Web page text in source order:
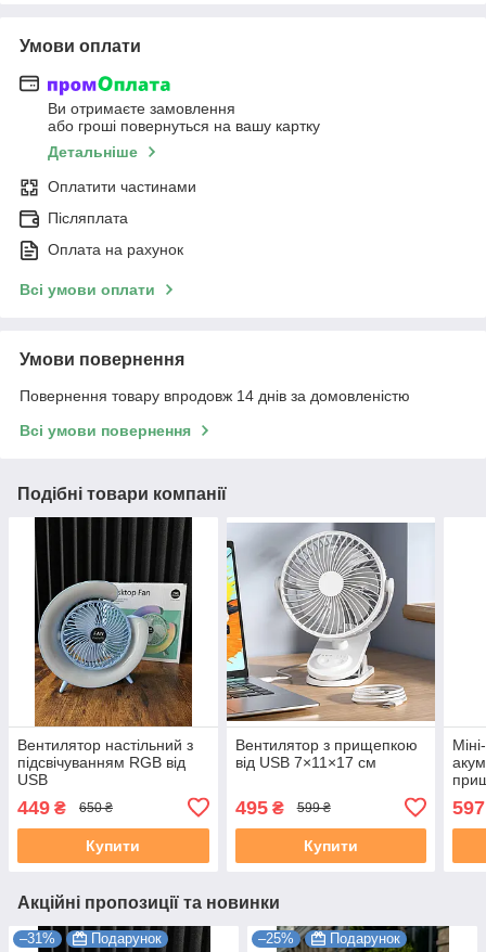
Умови оплати
Ви отримаєте замовлення
або гроші повернуться на вашу картку
Детальніше
Оплатити частинами
Післяплата
Оплата на рахунок
Всі умови оплати
Умови повернення
Повернення товару впродовж 14 днів за домовленістю
Всі умови повернення
Подібні товари компанії
Вентилятор настільний з
підсвічуванням RGB від
USB
449 ₴ 650 ₴
Купити
Вентилятор з прищепкою
від USB 7×11×17 см
495₴ 599 ₴
Купити
597
Акційні пропозиції та новинки
–31% Подарунок –25% Подарунок